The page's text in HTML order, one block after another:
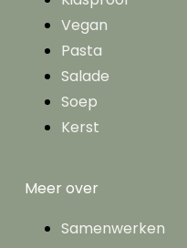
Vegan
Pasta
Salade
Soep
Kerst
Meer over
Samenwerken